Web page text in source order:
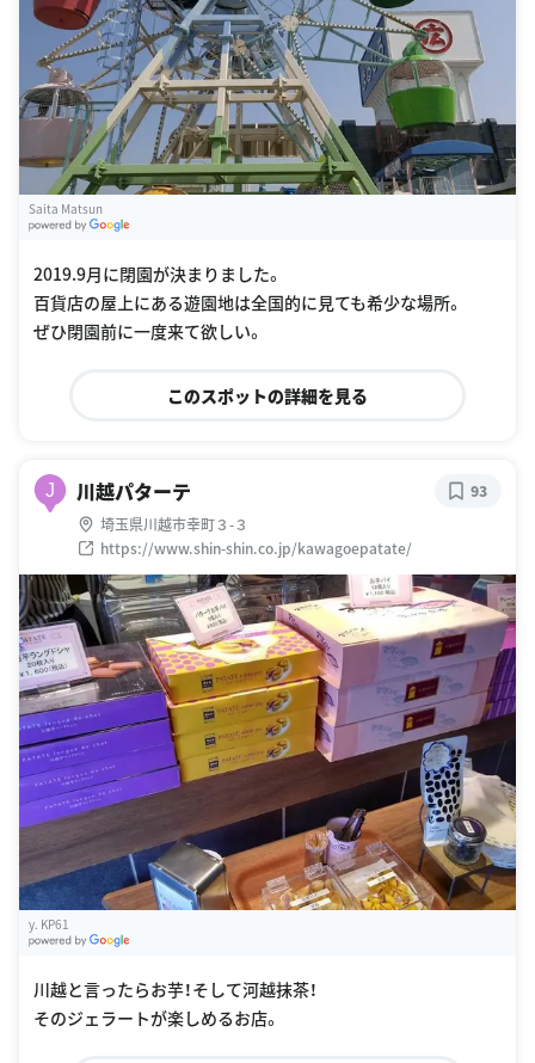
Saita Matsun
2019.9月に閉園が決まりました。
百貨店の屋上にある遊園地は全国的に見ても希少な場所。
ぜひ閉園前に一度来て欲しい。
このスポットの詳細を見る
J 川越パターテ
埼玉県川越市幸町３-３
https://www.shin-shin.co.jp/kawagoepatate/
93
y. KP61
川越と言ったらお芋！そして河越抹茶！
そのジェラートが楽しめるお店。